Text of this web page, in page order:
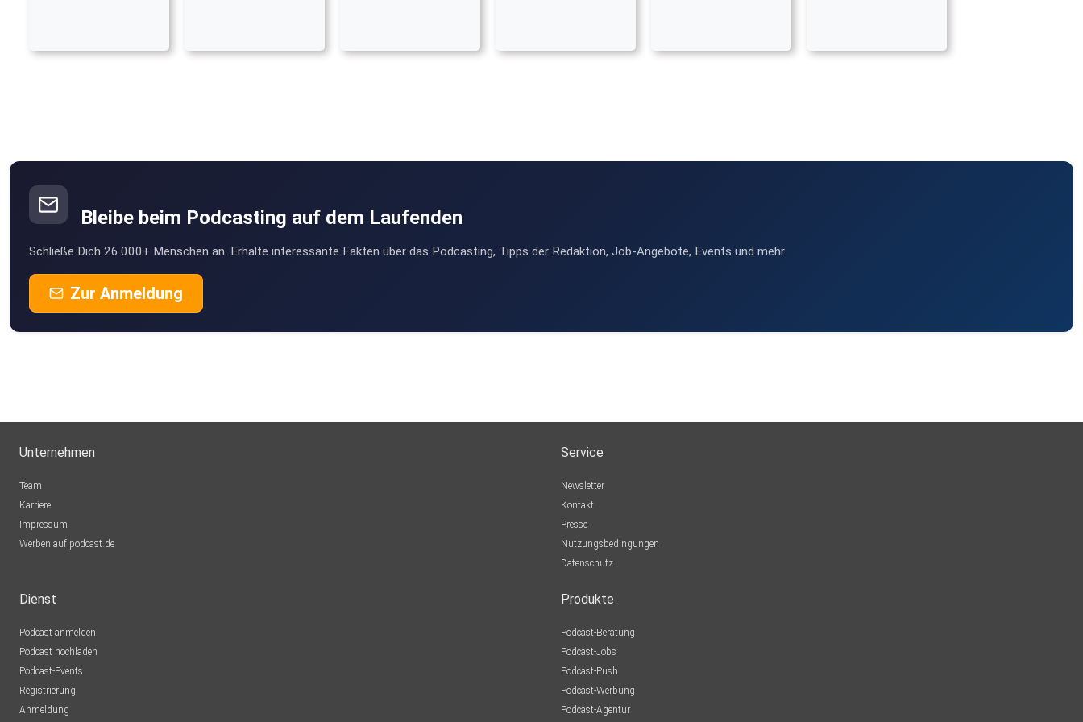
Bleibe beim Podcasting auf dem Laufenden
Schließe Dich 26.000+ Menschen an. Erhalte interessante Fakten über das Podcasting, Tipps der Redaktion, Job-Angebote, Events und mehr.
Zur Anmeldung
Unternehmen
Team
Karriere
Impressum
Werben auf podcast.de
Service
Newsletter
Kontakt
Presse
Nutzungsbedingungen
Datenschutz
Dienst
Podcast anmelden
Podcast hochladen
Podcast-Events
Registrierung
Anmeldung
Produkte
Podcast-Beratung
Podcast-Jobs
Podcast-Push
Podcast-Werbung
Podcast-Agentur